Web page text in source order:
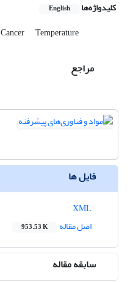
کلیدواژه‌ها English
Cancer Temperature
مراجع
فایل ها
اصل مقاله
953.53 K
سابقه مقاله